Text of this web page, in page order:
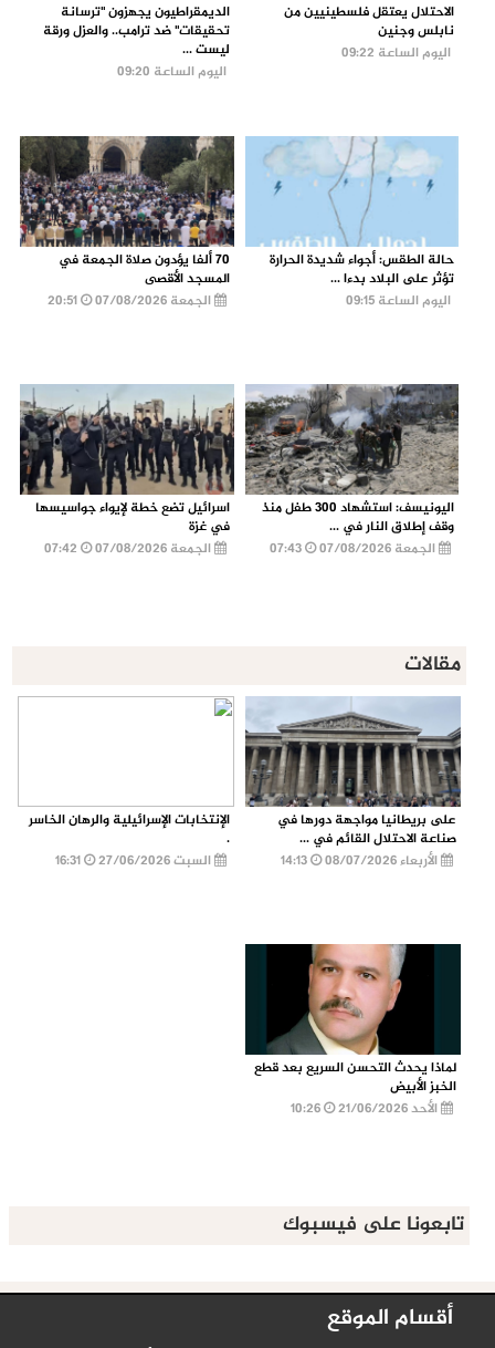
الاحتلال يعتقل فلسطينيين من
نابلس وجنين
اليوم الساعة 09:22
الديمقراطيون يجهزون "ترسانة
تحقيقات" ضد ترامب.. والعزل ورقة
ليست ...
اليوم الساعة 09:20
حالة الطقس: أجواء شديدة الحرارة
تؤثر على البلاد بدءا ...
اليوم الساعة 09:15
70 ألفا يؤدون صلاة الجمعة في
المسجد الأقصى
الجمعة 07/08/2026
20:51
اليونيسف: استشهاد 300 طفل منذ
وقف إطلاق النار في ...
الجمعة 07/08/2026
اسرائيل تضع خطة لإيواء جواسيسها
في غزة
الجمعة 07/08/2026
مقالات
على بريطانيا مواجهة دورها في
صناعة الاحتلال القائم في ...
الأربعاء 08/07/2026
الإنتخابات الإسرائيلية والرهان الخاسر
.
السبت 27/06/2026
16:31
لماذا يحدث التحسن السريع بعد قطع
الخبز الأبيض
الأحد 21/06/2026
تابعونا على فيسبوك
أقسام الموقع